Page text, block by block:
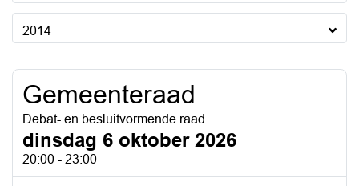
2014
Gemeenteraad
Debat- en besluitvormende raad
dinsdag 6 oktober 2026
20:00 - 23:00